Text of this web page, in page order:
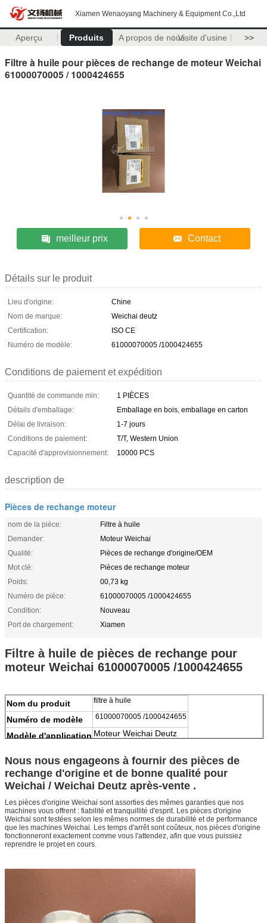
Xiamen Wenaoyang Machinery & Equipment Co.,Ltd
Aperçu Produits A propos de nousVisite d'usine >>
Filtre à huile pour pièces de rechange de moteur Weichai
61000070005 / 1000424655
meilleur prix Contact
Détails sur le produit
Lieu d'origine:
Chine
Nom de marque:
Weichai deutz
Certification:
ISO CE
Numéro de modèle:
61000070005 /1000424655
Conditions de paiement et expédition
Quantité de commande min:
1 PIÈCES
Détails d'emballage:
Emballage en bois, emballage en carton
Délai de livraison:
1-7 jours
Conditions de paiement:
T/T, Western Union
Capacité d'approvisionnement:
10000 PCS
description de
Pièces de rechange moteur
nom de la pièce:
Filtre à huile
Demander:
Moteur Weichai
Qualité:
Pièces de rechange d'origine/OEM
Mot clé:
Pièces de rechange moteur
Poids:
00,73 kg
Numéro de pièce:
61000070005 /1000424655
Condition:
Nouveau
Port de chargement:
Xiamen
Filtre à huile de pièces de rechange pour
moteur Weichai 61000070005 /1000424655
Nom du produit filtre à huile
Numéro de modèle 61000070005 /1000424655
Modèle d'application Moteur Weichai Deutz
MOQ
1 pièce
Poids
0.73kg
Origine
Chine continentale
Emballage
Caisse en bois ou carton
Délai de livraison
Dans les 2-5 jours
Nous nous engageons à fournir des pièces de
rechange d'origine et de bonne qualité pour
Weichai / Weichai Deutz après-vente .
Les pièces d'origine Weichai sont assorties des mêmes garanties que nos
machines vous offrent : fiabilité et tranquillité d'esprit. Les pièces d'origine
Weichai sont testées selon les mêmes normes de durabilité et de performance
que les machines Weichai. Les temps d'arrêt sont coûteux, nos pièces d'origine
fonctionneront exactement comme vous l'attendez, afin que vous puissiez
reprendre le projet en cours.